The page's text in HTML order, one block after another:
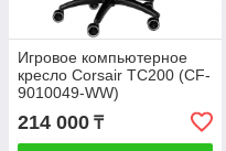
Игровое компьютерное
кресло Corsair TC200 (CF-
9010049-WW)
214 000 ₸